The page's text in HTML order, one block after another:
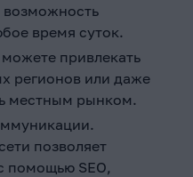
возможность
время суток.
привлекать
регионов или даже
местным рынком.
позволяет
помощью SEO,